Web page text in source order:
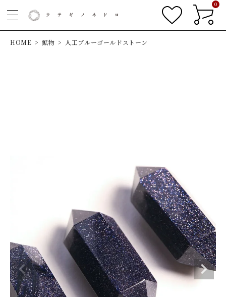
0
HOME 鉱物 人工ブルーゴールドストーン